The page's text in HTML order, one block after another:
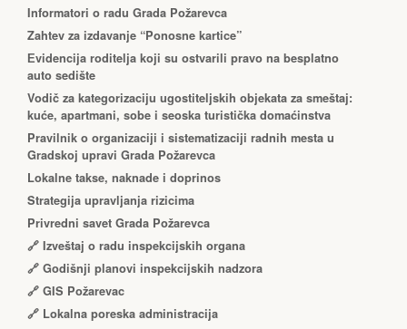
Informatori o radu Grada Požarevca
Zahtev za izdavanje “Ponosne kartice”
Еvidencija roditelja koji su ostvarili pravo na besplatno
auto sedište
Vodič za kategorizaciju ugostiteljskih objekata za smeštaj:
kuće, apartmani, sobe i seoska turistička domaćinstva
Pravilnik o organizaciji i sistematizaciji radnih mesta u
Gradskoj upravi Grada Požarevca
Lokalne takse, naknade i doprinos
Strategija upravljanja rizicima
Privredni savet Grada Požarevca
🔗 Izveštaj o radu inspekcijskih organa
🔗 Godišnji planovi inspekcijskih nadzora
🔗 GIS Požarevac
🔗 Lokalna poreska administracija